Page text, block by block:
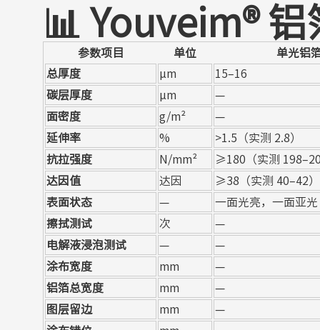
📊 Youveim®
参数项目 单位
单光铝
总厚度
μm
15–16
碳层厚度
μm
—
面密度
g/m²
—
延伸率
%
>1.5（实测 2.8）
抗拉强度
N/mm²
≥180（实测
达因值
达因
≥38（实测 40–42）
表面状态
—
一面光亮，一面亚光
擦拭测试
次
—
电解液浸泡测试
—
—
涂布宽度
mm
—
铝箔总宽度
mm
—
图层留边
mm
—